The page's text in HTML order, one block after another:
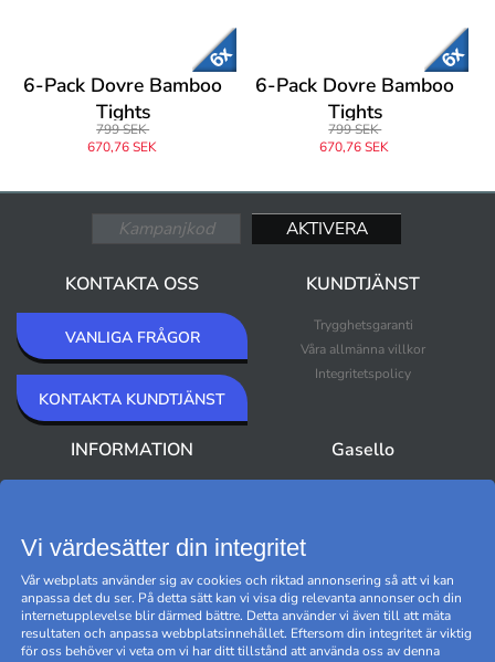
6-Pack Dovre Bamboo
Tights
799 SEK
670,76 SEK
6-Pack Dovre Bamboo
Tights
799 SEK
670,76 SEK
KONTAKTA OSS
VANLIGA FRÅGOR
KONTAKTA KUNDTJÄNST
KUNDTJÄNST
Trygghetsgaranti
Våra allmänna villkor
Integritetspolicy
INFORMATION Gasello
Black Friday
Hantera cookies
Vi värdesätter din integritet
Vår webplats använder sig av cookies och riktad annonsering så att vi kan
anpassa det du ser. På detta sätt kan vi visa dig relevanta annonser och din
internetupplevelse blir därmed bättre. Detta använder vi även till att mäta
resultaten och anpassa webbplatsinnehållet. Eftersom din integritet är viktig
för oss behöver vi veta om vi har ditt tillstånd att använda oss av denna